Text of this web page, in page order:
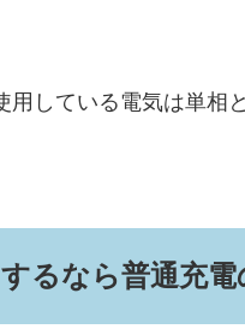
用している電気は単相
るなら普通充